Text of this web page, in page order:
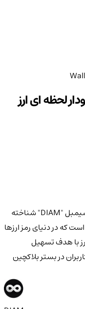
لحظه ای ارز
ارز دیجیتال دایامانت (DIAMANTE) که با سیمبل "DIAM" شناخته
که در دنیای رمز ارزها
با هدف تسهیل
در بستر بلاکچین